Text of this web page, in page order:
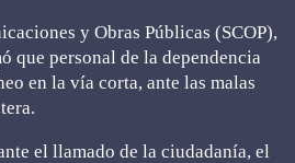
y Obras Públicas (SCOP),
que personal de la dependencia
en la vía corta, ante las malas
el llamado de la ciudadanía, el